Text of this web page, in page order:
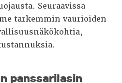
Seuraavissa
tarkemmin vaurioiden
panssarilasin